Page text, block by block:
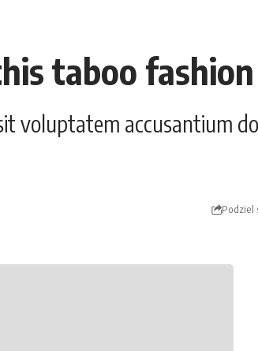
taboo
voluptatem accusantium
Podziel